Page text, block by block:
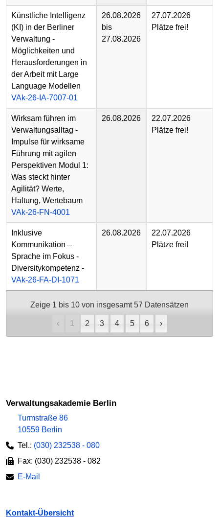
Künstliche Intelligenz
(KI) in der Berliner
Verwaltung -
Möglichkeiten und
Herausforderungen in
der Arbeit mit Large
Language Modellen
VAk-26-IA-7007-01
26.08.2026
bis
27.08.2026
27.07.2026
Plätze frei!
Wirksam führen im
Verwaltungsalltag -
Impulse für wirksame
Führung mit agilen
Perspektiven Modul 1:
Was steckt hinter
Agilität? Werte,
Haltung, Wertebaum
VAk-26-FN-4001
26.08.2026
22.07.2026
Plätze frei!
Inklusive
Kommunikation –
Sprache im Fokus -
Diversitykompetenz -
VAk-26-FA-DI-1071
26.08.2026
22.07.2026
Plätze frei!
Zeige 1 bis 10 von insgesamt 57 Datensätzen
‹ 1 2 3 4 5 6 ›
Verwaltungsakademie Berlin
Turmstraße 86
10559 Berlin
Tel.: (030) 232538 - 080
Fax: (030) 232538 - 082
E-Mail
Kontakt-Übersicht
Informationen
diesem